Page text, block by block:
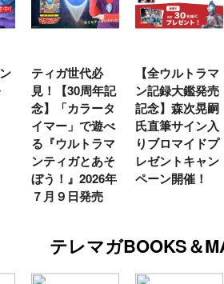
ティガ世代必
見！【30周年記
念】「カラータ
イマー」で遊べ
る『ウルトラマ
ンティガとあそ
ぼう！』2026年
７月９日発売
【全ウルトラマ
ン記録大鑑発売
記念】森次晃嗣
氏直筆サイン入
りブロマイドプ
レゼントキャン
ペーン開催！
テレマガBOOKS＆